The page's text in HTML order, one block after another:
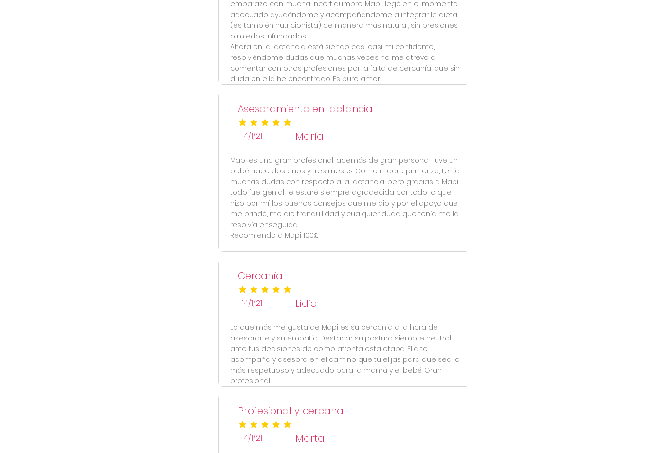
embarazo con mucha incertidumbre. Mapi llegó en el momento
adecuado ayudándome y acompañandome a integrar la dieta
(es también nutricionista) de manera más natural, sin presiones
o miedos infundados.
Ahora en la lactancia está siendo casi casi mi confidente,
resolviéndome dudas que muchas veces no me atrevo a
comentar con otros profesiones por la falta de cercanía, que sin
duda en ella he encontrado. Es puro amor!
Asesoramiento en lactancia
la calificación promedio es 5 de 5
14/1/21 María
Mapi es una gran profesional, además de gran persona. Tuve un
bebé hace dos años y tres meses. Como madre primeriza, tenía
muchas dudas con respecto a la lactancia, pero gracias a Mapi
todo fue genial, le estaré siempre agradecida por todo lo que
hizo por mí, los buenos consejos que me dio y por el apoyo que
me brindó, me dio tranquilidad y cualquier duda que tenía me la
resolvía enseguida.
Recomiendo a Mapi 100%.
Cercanía
la calificación promedio es 5 de 5
14/1/21 Lidia
Lo que más me gusta de Mapi es su cercanía a la hora de
asesorarte y su empatía. Destacar su postura siempre neutral
ante tus decisiones de como afronta esta etapa. Ella te
acompaña y asesora en el camino que tu elijas para que sea lo
más respetuoso y adecuado para la mamá y el bebé. Gran
profesional.
Profesional y cercana
la calificación promedio es 5 de 5
14/1/21 Marta